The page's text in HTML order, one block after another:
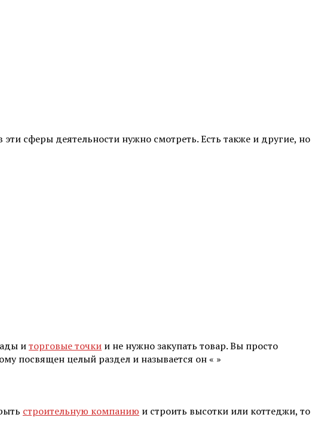
сферы деятельности нужно смотреть. Есть также и другие, но
иторговые точки и не нужно закупать товар. Вы просто
посвящен целый раздел и называется он « »
строительную компанию и строить высотки или коттеджи, то